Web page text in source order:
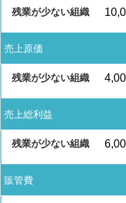
売上原価
売上総利益
販管費